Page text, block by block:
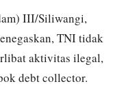
III/Siliwangi,
TNI tidak
aktivitas ilegal,
debt collector.